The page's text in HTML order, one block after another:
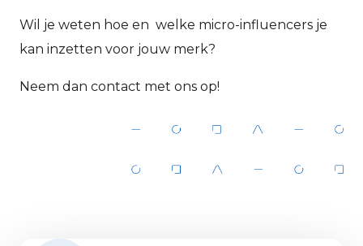
Wil je weten hoe en welke micro-influencers je
kan inzetten voor jouw merk?
Neem dan contact met ons op!